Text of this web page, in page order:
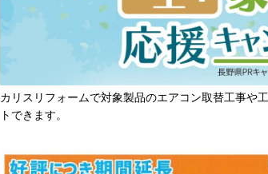
カリスリフォームで対象製品のエアコン取替工事や
トできます。